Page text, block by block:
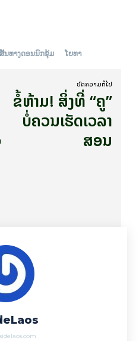
ນທາງ​ດອນ​ນົກ​ຂຸ້ມ​ ໂຍທາ
ບົດ​ຄວາມ​ຕໍ່​ໄປ
ຂໍ້​ຫ້າມ! ສິ່ງ​ທີ່ “ຄູ”
ບໍ່​ຄວນ​ເຮັດເວ​ລາ​
ສອ​ນ